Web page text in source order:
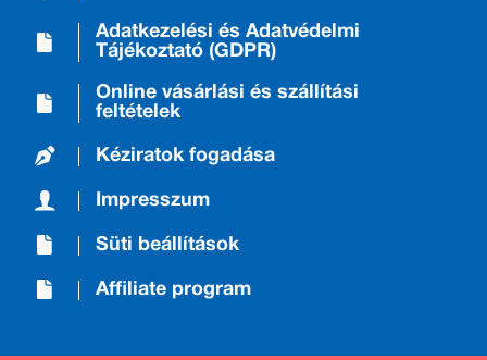
Adatkezelési és Adatvédelmi
Tájékoztató (GDPR)
Online vásárlási és szállítási
feltételek
Kéziratok fogadása
Impresszum
Süti beállítások
Affiliate program